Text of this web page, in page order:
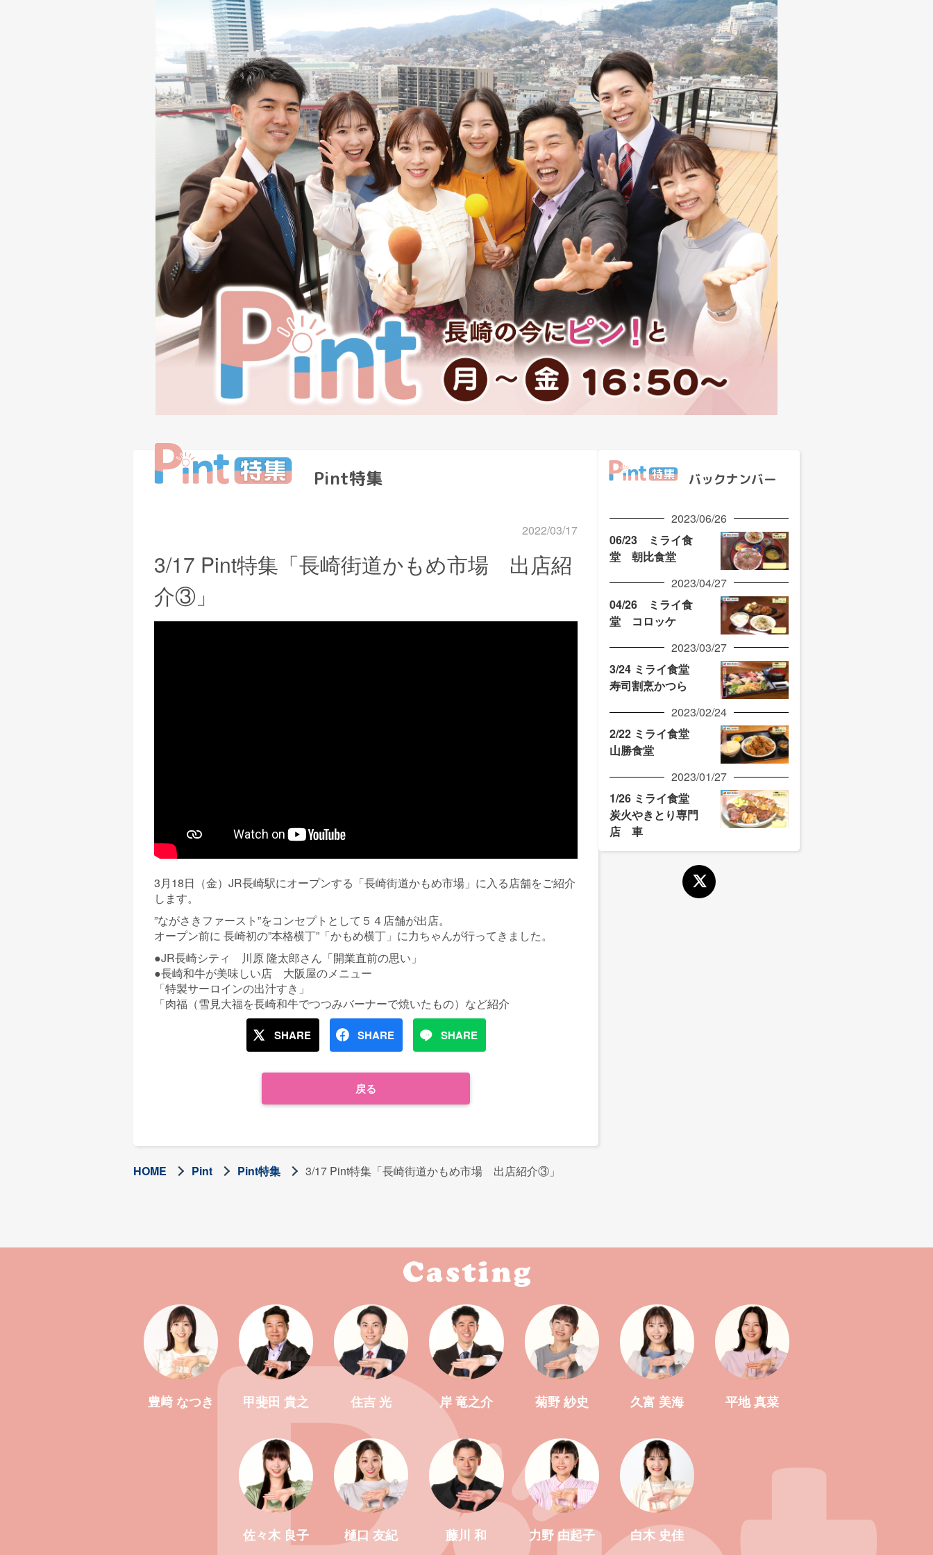
Pint特集
2022/03/17
3/17 Pint特集「長崎街道かもめ市場 出店紹
介③」
3月18日（金）JR長崎駅にオープンする「長崎街道かもめ市場」に入る店舗をご紹介
します。
”ながさきファースト”をコンセプトとして５４店舗が出店。
オープン前に 長崎初の”本格横丁”「かもめ横丁」に力ちゃんが行ってきました。
●JR長崎シティ 川原 隆太郎さん「開業直前の思い」
●長崎和牛が美味しい店 大阪屋のメニュー
「特製サーロインの出汁すき」
「肉福（雪見大福を長崎和牛でつつみバーナーで焼いたもの）など紹介
SHARE SHARE SHARE
戻る
バックナンバー
2023/06/26
06/23 ミライ食
堂 朝比食堂
2023/04/27
04/26 ミライ食
堂 コロッケ
2023/03/27
3/24 ミライ食堂
寿司割烹かつら
2023/02/24
2/22 ミライ食堂
山勝食堂
2023/01/27
1/26 ミライ食堂
炭火やきとり専門
店 車
HOME Pint Pint特集 3/17 Pint特集「長崎街道かもめ市場 出店紹介③」
豊﨑 なつき 甲斐田 貴之 住吉 光 岸 竜之介 菊野 紗史 久富 美海 平地 真菜
佐々木 良子 樋口 友紀 藤川 和 力野 由起子 白木 史佳